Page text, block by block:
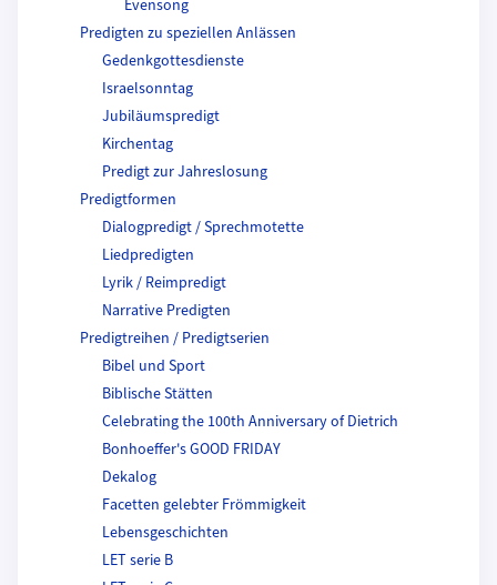
Evensong
Predigten zu speziellen Anlässen
Gedenkgottesdienste
Israelsonntag
Jubiläumspredigt
Kirchentag
Predigt zur Jahreslosung
Predigtformen
Dialogpredigt / Sprechmotette
Liedpredigten
Lyrik / Reimpredigt
Narrative Predigten
Predigtreihen / Predigtserien
Bibel und Sport
Biblische Stätten
Celebrating the 100th Anniversary of Dietrich
Bonhoeffer's GOOD FRIDAY
Dekalog
Facetten gelebter Frömmigkeit
Lebensgeschichten
LET serie B